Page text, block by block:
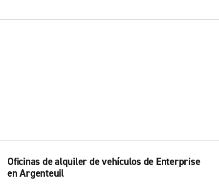
Oficinas de alquiler de vehículos de Enterprise
en Argenteuil